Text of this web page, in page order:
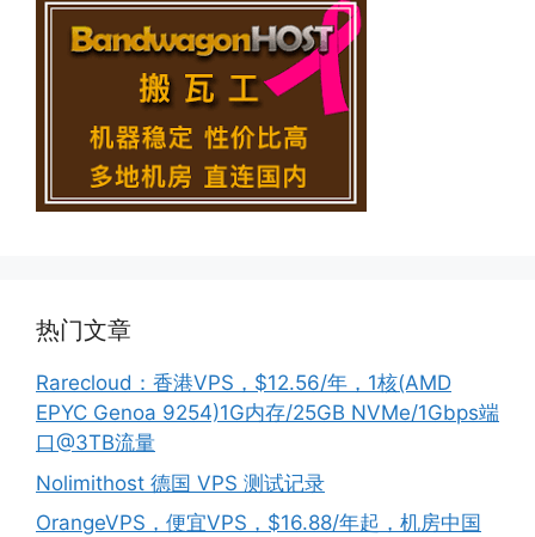
热门文章
Rarecloud：香港VPS，$12.56/年，1核(AMD
EPYC Genoa 9254)1G内存/25GB NVMe/1Gbps端
口@3TB流量
Nolimithost 德国 VPS 测试记录
OrangeVPS，便宜VPS，$16.88/年起，机房中国